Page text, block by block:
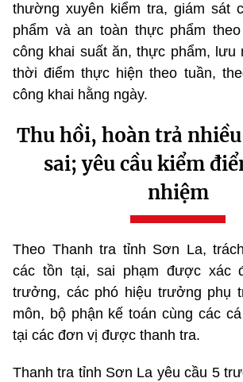
thường xuyên kiểm tra, giám sát
phẩm và an toàn thực phẩm
công khai suất ăn, thực phẩm, lưu
thời điểm thực hiện theo tuần,
công khai hằng ngày.
Thu hồi, hoàn trả
sai; yêu cầu kiểm
nhiệm
Theo Thanh tra tỉnh Sơn La,
các tồn tại, sai phạm được xác
trưởng, các phó hiệu trưởng phụ
môn, bộ phận kế toán cùng các
tại các đơn vị được thanh tra.
Thanh tra tỉnh Sơn La yêu cầu 5